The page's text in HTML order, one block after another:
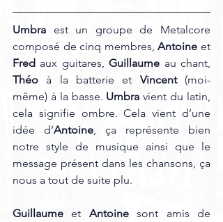
Umbra est un groupe de Metalcore
composé de cinq membres, Antoine
Fred aux guitares, Guillaume
Théo à la batterie et Vincent (moi-
même) à la basse. Umbra vient du latin,
cela signifie ombre. Cela vient d’une
idée d’Antoine , ça représente bien
notre style de musique ainsi que le
message présent dans les chansons, ça
nous a tout de suite plu.
Guillaume et Antoine sont amis de